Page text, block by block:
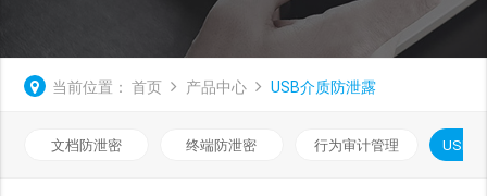
当前位置： 首页 产品中心 USB介质防泄露
文档防泄密 终端防泄密 行为审计管理 USB